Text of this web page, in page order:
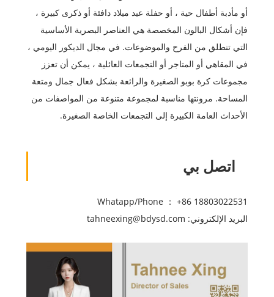
أو مأدبة أطفال حية ، أو حفلة عيد ميلاد دافئة أو ذكرى كبيرة ،
فإن أشكال البالون المخصصة هي العناصر البصرية الأساسية
التي تنطلق من الفرح والموضوعات. في مجال الديكور اليومي ،
في المقاهي أو المتاجر أو التجمعات العائلية ، يمكن أن تعزز
مجموعات كرة بوبو الصغيرة والرائعة بشكل فعال جمال ومتعة
المساحة. مرونتها مناسبة لمجموعة متنوعة من المواصفات من
الأحداث العامة الكبيرة إلى التجمعات الخاصة الصغيرة.
اتصل بي
Whatapp/Phone ： +86 18803022531
البريد الإلكتروني: tahneexing@bdysd.com